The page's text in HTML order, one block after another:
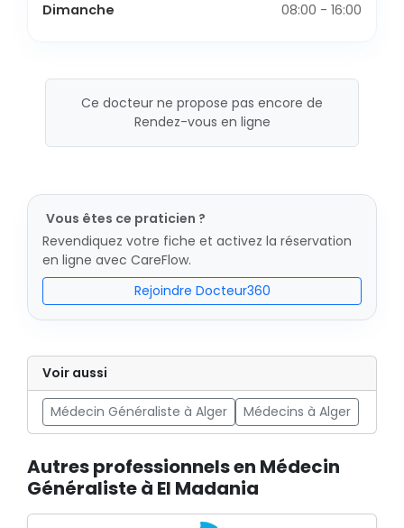
Dimanche
08:00 - 16:00
Ce docteur ne propose pas encore de
Rendez-vous en ligne
Vous êtes ce praticien ?
Revendiquez votre fiche et activez la réservation
en ligne avec CareFlow.
Rejoindre Docteur360
Voir aussi
Médecin Généraliste à Alger Médecins à Alger
Autres professionnels en Médecin
Généraliste à El Madania